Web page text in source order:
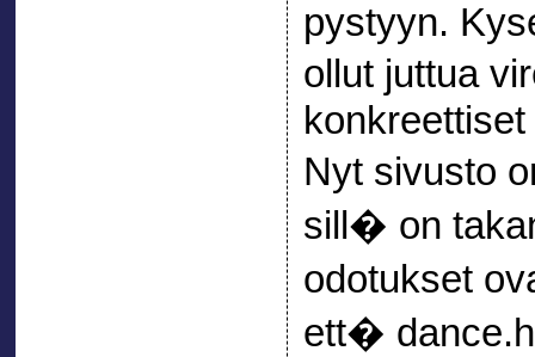
pystyyn.
ollut juttua
Nyt sivusto
sill� on
odotukset
ett�